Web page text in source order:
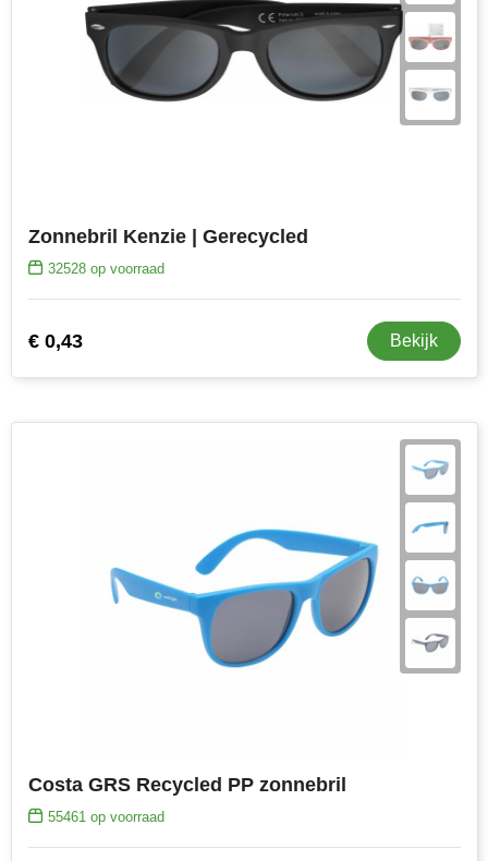
Zonnebril Kenzie | Gerecycled
32528op voorraad
€ 0,43 Bekijk
Costa GRS Recycled PP zonnebril
55461op voorraad